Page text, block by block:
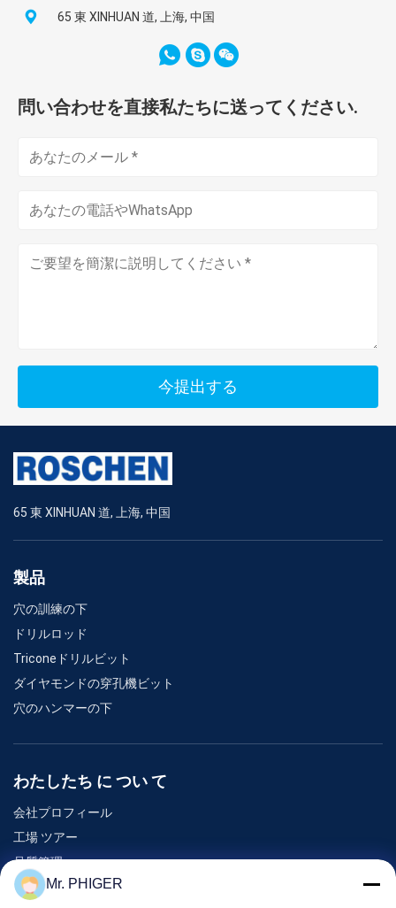
65 東 XINHUAN 道, 上海, 中国
問い合わせを直接私たちに送ってください.
今提出する
65 東 XINHUAN 道, 上海, 中国
製品
穴の訓練の下
ドリルロッド
Triconeドリルビット
ダイヤモンドの穿孔機ビット
穴のハンマーの下
わたしたち に つい て
会社プロフィール
工場 ツアー
品質管理
地図
Mr. PHIGER